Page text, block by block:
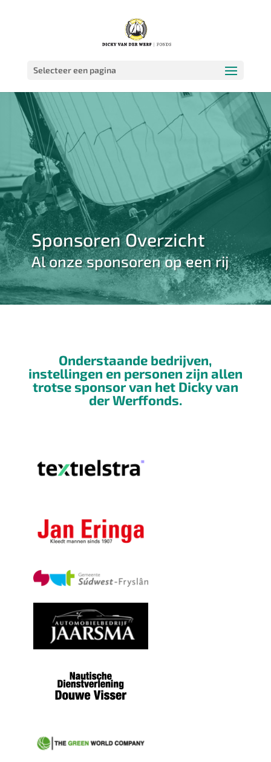
Selecteer een pagina
Sponsoren Overzicht
Al onze sponsoren op een rij
Onderstaande bedrijven,
instellingen en personen zijn allen
trotse sponsor van het Dicky van
der Werffonds.